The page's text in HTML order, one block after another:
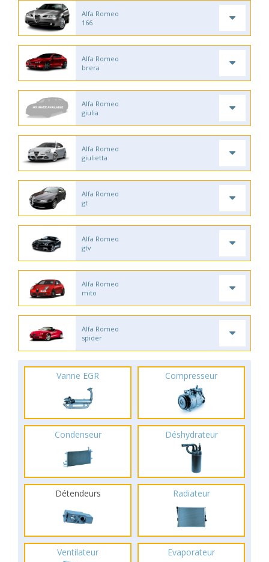
Alfa Romeo
166
Alfa Romeo
brera
Alfa Romeo
giulia
Alfa Romeo
giulietta
Alfa Romeo
gt
Alfa Romeo
gtv
Alfa Romeo
mito
Alfa Romeo
spider
Vanne EGR Compresseur
Condenseur Déshydrateur
Détendeurs Radiateur
Ventilateur Evaporateur